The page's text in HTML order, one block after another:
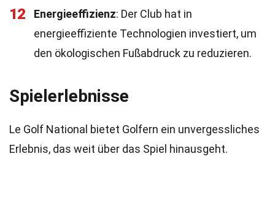
12 Energieeffizienz: Der Club hat in
energieeffiziente Technologien investiert, um
den ökologischen Fußabdruck zu reduzieren.
Spielerlebnisse
Le Golf National bietet Golfern ein unvergessliches
Erlebnis, das weit über das Spiel hinausgeht.